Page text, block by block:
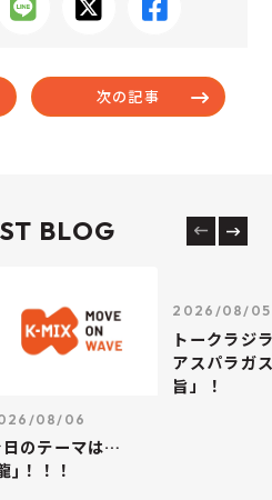
次の記事
BLOG
08/06
のテーマは…
｣！！！
2026/08/05
トークラジ
アスパラガ
旨」！